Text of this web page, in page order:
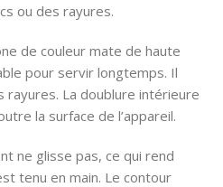
ou des rayures.
de couleur mate de haute
pour servir longtemps. Il
La doublure intérieure
la surface de l’appareil.
ne glisse pas, ce qui rend
tenu en main. Le contour